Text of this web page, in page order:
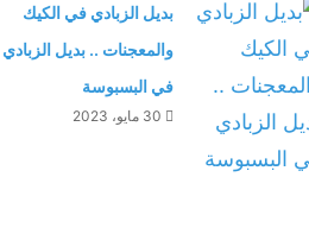
بديل الزبادي في الكيك
والمعجنات .. بديل الزبادي
في البسبوسة
30 مايو، 2023